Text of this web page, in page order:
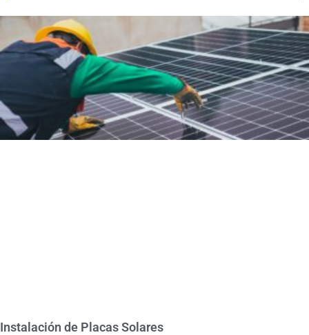
Instalación de Placas Solares